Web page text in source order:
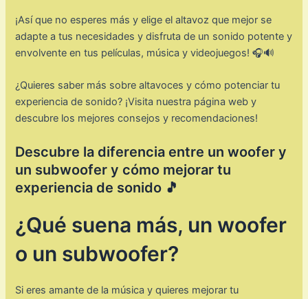
¡Así que no esperes más y elige el altavoz que mejor se
adapte a tus necesidades y disfruta de un sonido potente y
envolvente en tus películas, música y videojuegos! 🎧🔊
¿Quieres saber más sobre altavoces y cómo potenciar tu
experiencia de sonido? ¡Visita nuestra página web y
descubre los mejores consejos y recomendaciones!
Descubre la diferencia entre un woofer y
un subwoofer y cómo mejorar tu
experiencia de sonido 🎵
¿Qué suena más, un woofer
o un subwoofer?
Si eres amante de la música y quieres mejorar tu